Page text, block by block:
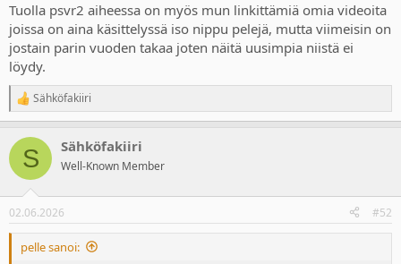
Tuolla psvr2 aiheessa on myös mun linkittämiä omia videoita
joissa on aina käsittelyssä iso nippu pelejä, mutta viimeisin on
jostain parin vuoden takaa joten näitä uusimpia niistä ei
löydy.
R
e
c
i
s
:
Sähköfakiiri
S Sähköfakiiri
Well-Known Member
02.06.2026 #52
pelle sanoi: